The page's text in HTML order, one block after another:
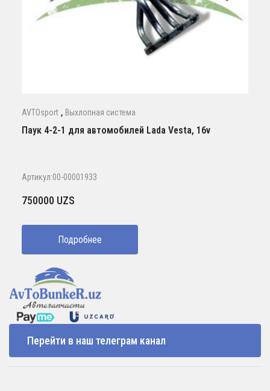
AVTOsport , Выхлопная система
Паук 4-2-1 для автомобилей Lada Vesta, 16v
Артикул:00-00001933
750000 UZS
Подробнее
Перейти в наш телеграм канал